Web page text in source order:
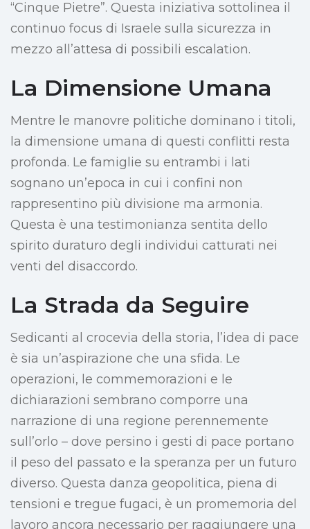
“Cinque Pietre”. Questa iniziativa sottolinea il
continuo focus di Israele sulla sicurezza in
mezzo all’attesa di possibili escalation.
La Dimensione Umana
Mentre le manovre politiche dominano i titoli,
la dimensione umana di questi conflitti resta
profonda. Le famiglie su entrambi i lati
sognano un’epoca in cui i confini non
rappresentino più divisione ma armonia.
Questa è una testimonianza sentita dello
spirito duraturo degli individui catturati nei
venti del disaccordo.
La Strada da Seguire
Sedicanti al crocevia della storia, l’idea di pace
è sia un’aspirazione che una sfida. Le
operazioni, le commemorazioni e le
dichiarazioni sembrano comporre una
narrazione di una regione perennemente
sull’orlo – dove persino i gesti di pace portano
il peso del passato e la speranza per un futuro
diverso. Questa danza geopolitica, piena di
tensioni e tregue fugaci, è un promemoria del
lavoro ancora necessario per raggiungere una